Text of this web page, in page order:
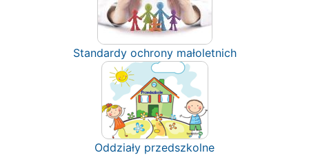
Standardy ochrony małoletnich
Oddziały przedszkolne